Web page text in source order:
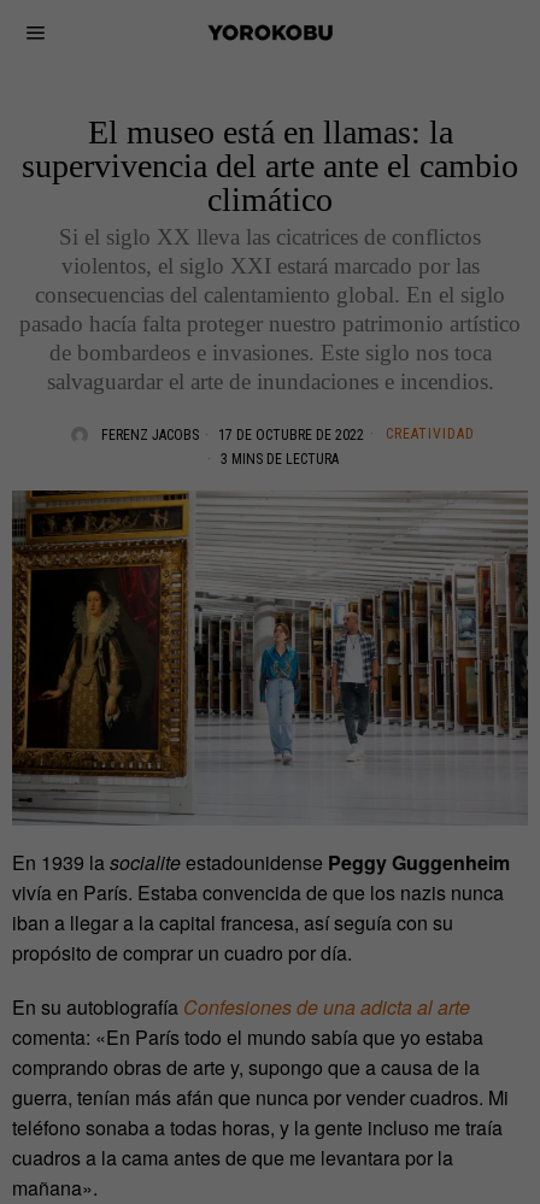
El museo está en llamas: la
supervivencia del arte ante el cambio
climático
Si el siglo XX lleva las cicatrices de conflictos
violentos, el siglo XXI estará marcado por las
consecuencias del calentamiento global. En el siglo
pasado hacía falta proteger nuestro patrimonio artístico
de bombardeos e invasiones. Este siglo nos toca
salvaguardar el arte de inundaciones e incendios.
FERENZ JACOBS 17 DE OCTUBRE DE 2022
CREATIVIDAD
3 MINS DE LECTURA
En 1939 lasocialiteestadounidense Peggy Guggenheim
vivía en París. Estaba convencida de que los nazis nunca
iban a llegar a la capital francesa, así seguía con su
propósito de comprar un cuadro por día.
En su autobiografía Confesiones de una adicta al arte
comenta: «En París todo el mundo sabía que yo estaba
comprando obras de arte y, supongo que a causa de la
guerra, tenían más afán que nunca por vender cuadros. Mi
teléfono sonaba a todas horas, y la gente incluso me traía
cuadros a la cama antes de que me levantara por la
mañana».